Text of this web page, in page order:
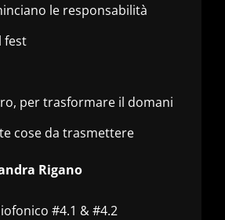
le responsabilità
fest
per trasformare il domani
cose da trasmettere
Rigano
#4.1 & #4.2